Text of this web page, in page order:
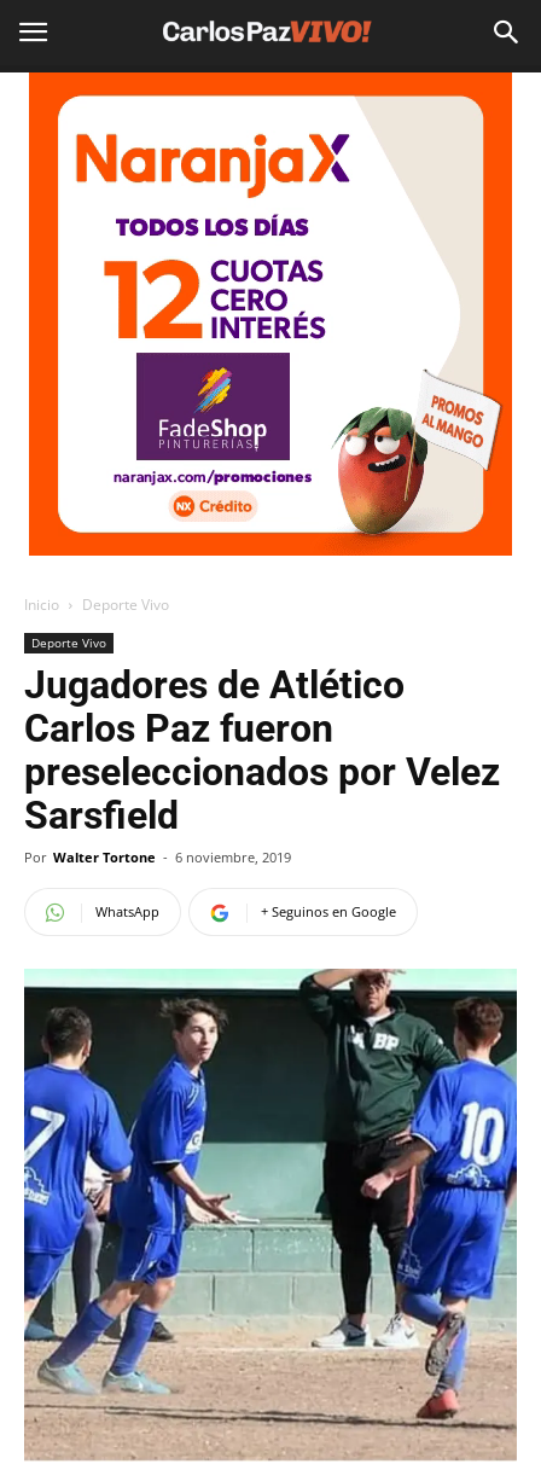
Inicio Deporte Vivo
Deporte Vivo
Jugadores de Atlético
Carlos Paz fueron
preseleccionados por Velez
Sarsfield
Por Walter Tortone - 6 noviembre, 2019
WhatsApp + Seguinos en Google